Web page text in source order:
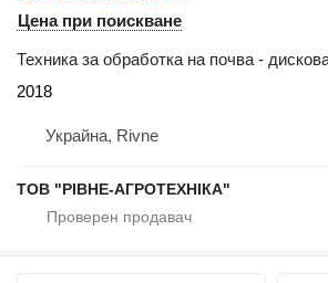
Цена при поискване
Техника за обработка на почва -
2018
Украйна, Rivne
ТОВ "РІВНЕ-АГРОТЕХНІКА"